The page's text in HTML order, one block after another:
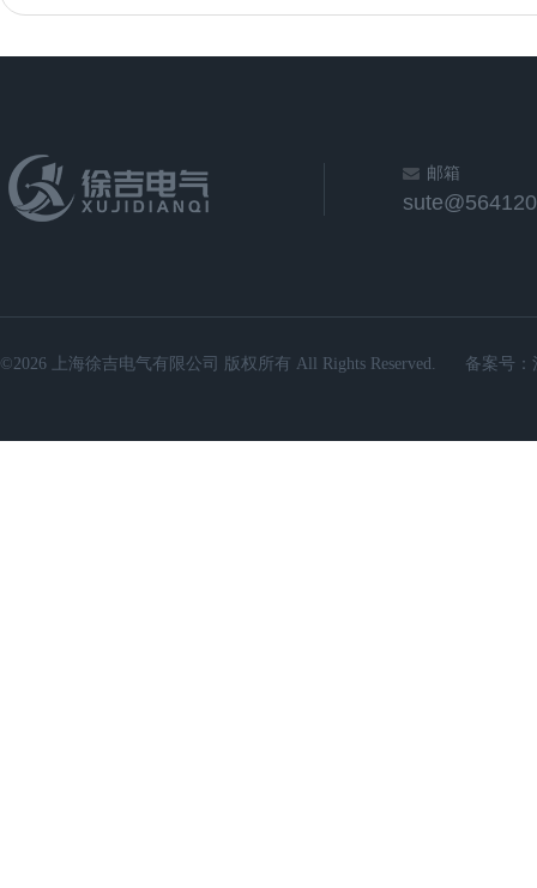
邮箱
©2026 上海徐吉电气有限公司 版权所有 All Rights Reserved. 备案号：